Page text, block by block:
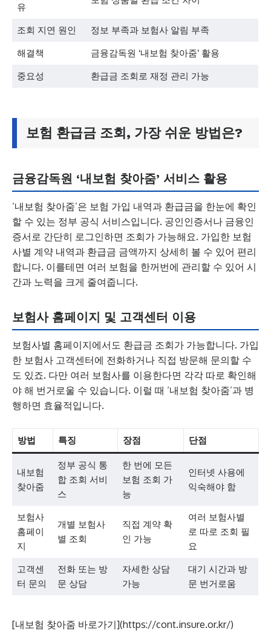
유
조회 지연 원인 정보 부족과 보험사 알림 부족
해결책 금융감독원 ‘내보험 찾아줌’ 활용
중요성 환급금 조회로 재정 관리 가능
보험 환급금 조회, 가장 쉬운 방법은?
금융감독원 ‘내보험 찾아줌’ 서비스 활용
‘내보험 찾아줌’은 보험 가입 내역과 환급금을 한눈에 확인
할 수 있는 정부 공식 서비스입니다. 공인인증서나 금융인
증서로 간단히 로그인하면 조회가 가능해요. 가입한 보험
사별 계약 내역과 환급금 금액까지 상세히 볼 수 있어 편리
합니다. 이를테면 여러 보험을 한꺼번에 관리할 수 있어 시
간과 노력을 크게 줄여줍니다.
보험사 홈페이지 및 고객센터 이용
보험사별 홈페이지에서도 환급금 조회가 가능합니다. 가입
한 보험사 고객센터에 전화하거나 직접 방문해 문의할 수
도 있죠. 다만 여러 보험사를 이용한다면 각각 따로 확인해
야 해 번거로울 수 있습니다. 이럴 때 ‘내보험 찾아줌’과 병
행하면 효율적입니다.
방법 특징 장점 단점
내보험
찾아줌
정부 공식 통
합 조회 서비
스
한 번에 모든
보험 조회 가
능
인터넷 사용에
익숙해야 함
보험사
홈페이
지
개별 보험사
별 조회
직접 계약 확
인 가능
여러 보험사별
로 따로 조회 필
요
고객센
터 문의
전화 또는 방
문 상담
자세한 상담
가능
대기 시간과 방
문 번거로움
[내보험 찾아줌 바로가기](https://cont.insure.or.kr/)